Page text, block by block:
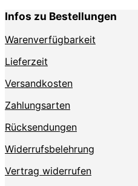
Infos zu Bestellungen
Warenverfügbarkeit
Lieferzeit
Versandkosten
Zahlungsarten
Rücksendungen
Widerrufsbelehrung
Vertrag widerrufen